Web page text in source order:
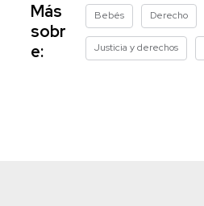
Más
sobr
e:
Bebés Derecho
Justicia y derechos